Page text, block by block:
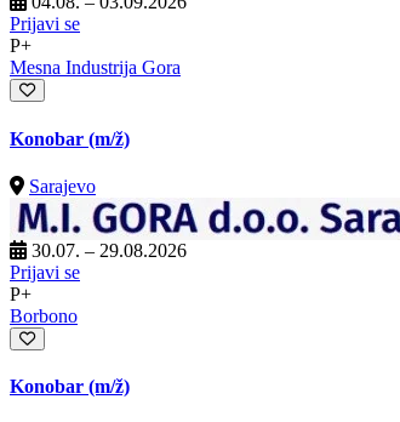
Prijavi se
P+
Mesna Industrija Gora
Konobar (m/ž)
Sarajevo
30.07. – 29.08.2026
Prijavi se
P+
Borbono
Konobar (m/ž)